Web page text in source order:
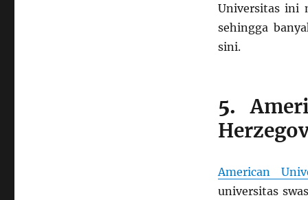
Universitas ini
sehingga
sini.
5.
American
universitas